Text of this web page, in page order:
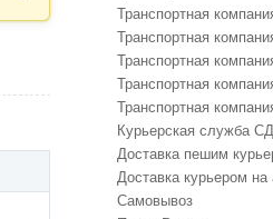
Транспортная
Транспортная
Транспортная
Транспортная
Транспортная
Курьерская служба
Доставка пешим
Доставка курьером
Самовывоз